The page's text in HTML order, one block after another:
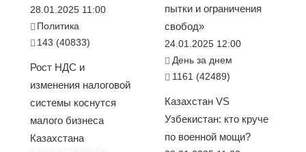
28.01.2025 11:00
Политика
143 (40833)
Рост НДС и
изменения налоговой
системы коснутся
малого бизнеса
Казахстана
пытки и ограничения
свобод»
24.01.2025 12:00
День за днем
1161 (42489)
Казахстан VS
Узбекистан: кто круче
по военной мощи?